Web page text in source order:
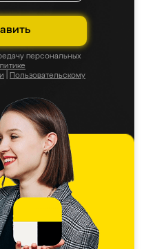
персональных
Пользовательскому